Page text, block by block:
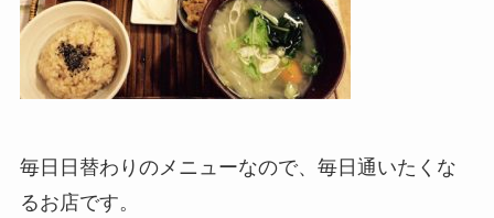
毎日日替わりのメニューなので、毎日通いたくな
るお店です。